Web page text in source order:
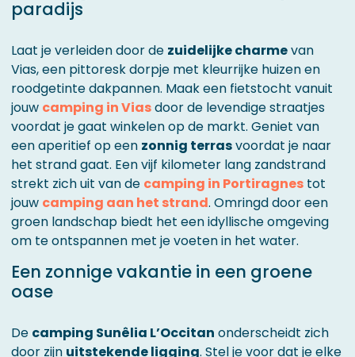
paradijs
Laat je verleiden door de zuidelijke charmevan
Vias, een pittoresk dorpje met kleurrijke huizen en
roodgetinte dakpannen. Maak een fietstocht vanuit
jouw camping in Viasdoor de levendige straatjes
voordat je gaat winkelen op de markt. Geniet van
een aperitief op een zonnig terrasvoordat je naar
het strand gaat. Een vijf kilometer lang zandstrand
strekt zich uit van de camping in Portiragnes tot
jouw camping aan het strand. Omringd door een
groen landschap biedt het een idyllische omgeving
om te ontspannen met je voeten in het water.
Een zonnige vakantie in een groene
oase
De camping Sunêlia L’Occitan onderscheidt zich
door zijn uitstekende ligging. Stel je voor dat je elke